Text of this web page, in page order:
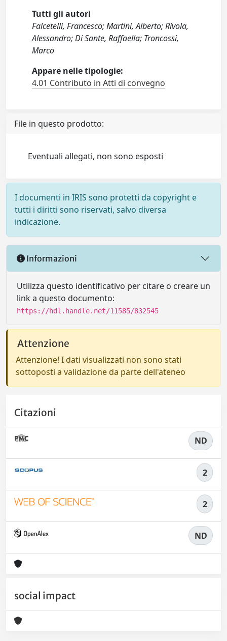
Tutti gli autori
Falcetelli, Francesco; Martini, Alberto; Rivola,
Alessandro; Di Sante, Raffaella; Troncossi,
Marco
Appare nelle tipologie:
4.01 Contributo in Atti di convegno
File in questo prodotto:
Eventuali allegati, non sono esposti
I documenti in IRIS sono protetti da copyright e
tutti i diritti sono riservati, salvo diversa
indicazione.
Informazioni
Utilizza questo identificativo per citare o creare un
link a questo documento:
https://hdl.handle.net/11585/832545
Attenzione
Attenzione! I dati visualizzati non sono stati
sottoposti a validazione da parte dell'ateneo
Citazioni
ND
2
2
ND
social impact